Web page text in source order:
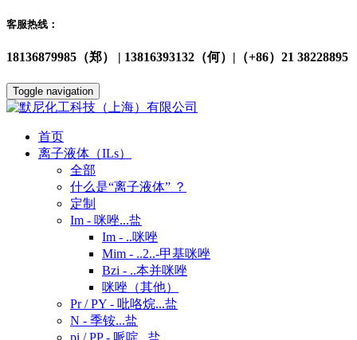
客服热线：
18136879985（郑） | 13816393132（何）|（+86）21 38228895
Toggle navigation
首页
离子液体（ILs）
全部
什么是“离子液体” ？
定制
Im - 咪唑...盐
Im - ..咪唑
Mim - ..2..-甲基咪唑
Bzi - ..本并咪唑
咪唑（其他）
Pr / PY - 吡咯烷...盐
N - 季铵...盐
pi / PP - 哌啶...盐